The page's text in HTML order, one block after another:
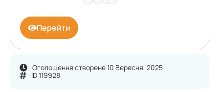
Оголошення створене 10 Вересня, 2025
ID 119928
Перейти